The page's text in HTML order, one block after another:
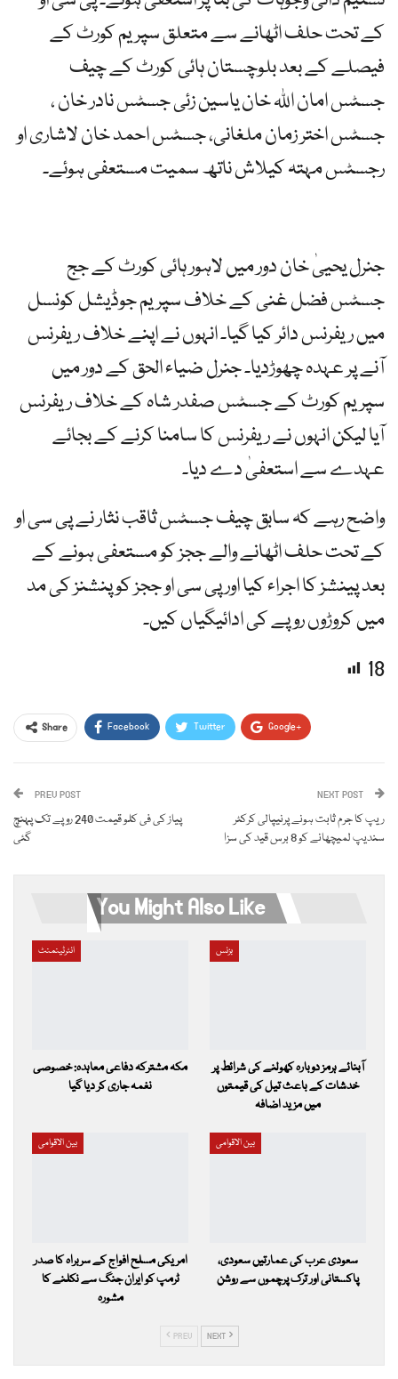
کے تحت حلف اٹھانے سے متعلق سپریم کورٹ کے
فیصلے کے بعد بلوچستان ہائی کورٹ کے چیف
جسٹس امان اللہ خان یاسین زئی جسٹس نادر خان ،
جسٹس اختر زمان ملغانی، جسٹس احمد خان لاشاری او
رجسٹس مہتہ کیلاش ناتھ سمیت مستعفی ہوئے۔
جنرل یحییٰ خان دور میں لاہور ہائی کورٹ کے جج
جسٹس فضل غنی کے خلاف سپریم جوڈیشل کونسل
میں ریفرنس دائر کیا گیا۔ انہوں نے اپنے خلاف ریفرنس
آنے پر عہدہ چھوڑدیا۔ جنرل ضیاء الحق کے دور میں
سپریم کورٹ کے جسٹس صفدر شاہ کے خلاف ریفرنس
آیا لیکن انہوں نے ریفرنس کا سامنا کرنے کے بجائے
عہدے سے استعفیٰ دے دیا۔
واضح رہے کہ سابق چیف جسٹس ثاقب نثار نے پی سی او
کے تحت حلف اٹھانے والے ججز کو مستعفی ہونے کے
بعد پینشز کا اجراء کیا اور پی سی او ججز کو پنشنز کی مد
میں کروڑوں روپے کی ادائیگیاں کیں۔
18
Share Facebook Twitter Google+
Email
PREV POST
پیاز کی فی کلو قیمت 240 روپے تک پہنچ
گئی
NEXT POST
ریپ کا جرم ثابت ہونے پرنیپالی کرکٹر
سندیپ لمیچھانے کو 8 برس قید کی سزا
You Might Also Like
انٹرٹینمنٹ
مکہ مشترکہ دفاعی معاہدہ: خصوصی
نغمہ جاری کر دیا گیا
بزنس
آبنائے ہرمز دوبارہ کھولنے کی شرائط پر
خدشات کے باعث تیل کی قیمتوں
میں مزید اضافہ
بین الاقوامی
امریکی مسلح افواج کے سربراہ کا صدر
ٹرمپ کو ایران جنگ سے نکلنے کا
مشورہ
بین الاقوامی
سعودی عرب کی عمارتیں سعودی،
پاکستانی اور ترک پرچموں سے روشن
PREV NEXT